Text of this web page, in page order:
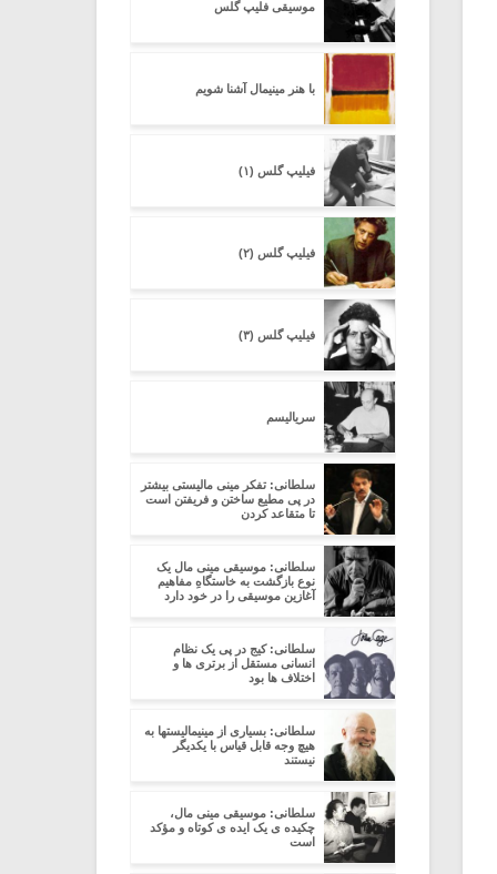
موسیقی فلیپ گلس
با هنر مینیمال آشنا شویم
فیلیپ گلس (۱)
فیلیپ گلس (۲)
فیلیپ گلس (۳)
سریالیسم
سلطانی: تفکر مینی مالیستی بیشتر
در پی مطیع ساختن و فریفتن است
تا متقاعد کردن
سلطانی: موسیقی مینی مال یک
نوع بازگشت به خاستگاهِ مفاهیم
آغازین موسیقی را در خود دارد
سلطانی: کیج در پی یک نظام
انسانی مستقل از برتری ها و
اختلاف ها بود
سلطانی: بسیاری از مینیمالیستها به
هیچ وجه قابل قیاس با یکدیگر
نیستند
سلطانی: موسیقی مینی مال،
چکیده ی یک ایده ی کوتاه و مؤکد
است